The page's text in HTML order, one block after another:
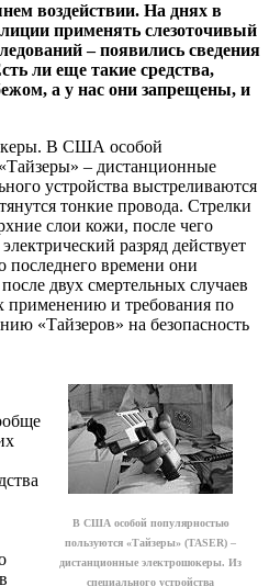
воздействии. На днях в
применять слезоточивый
– появились сведения
ли еще такие средства,
а у нас они запрещены, и
В США особой
– дистанционные
устройства выстреливаются
тонкие провода. Стрелки
слои кожи, после чего
разряд действует
последнего времени они
двух смертельных случаев
применению и требования по
«Тайзеров» на безопасность
В США особой популярностью
пользуются «Тайзеры» (TASER) –
дистанционные электрошокеры. Из
специального устройства